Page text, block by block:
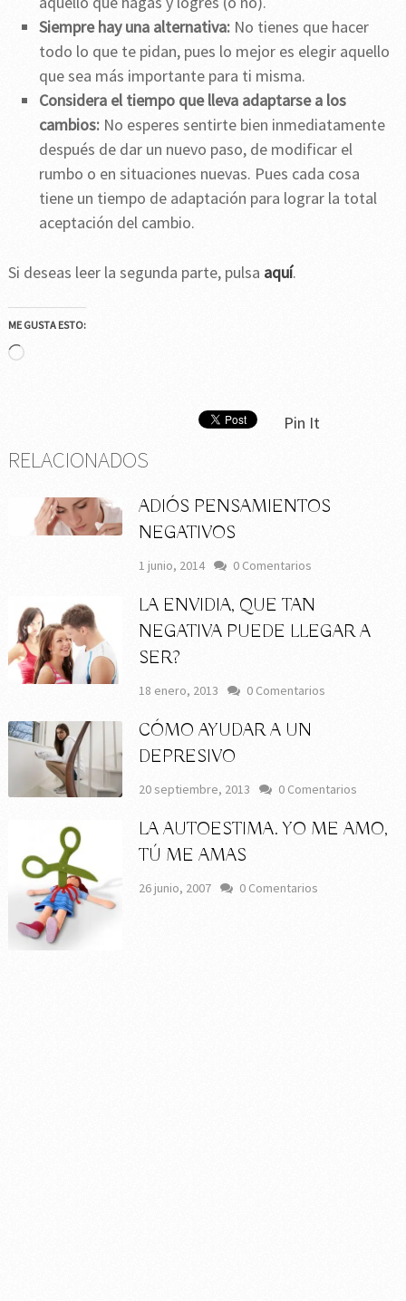
Siempre hay una alternativa: No tienes que hacer
todo lo que te pidan, pues lo mejor es elegir aquello
que sea más importante para ti misma.
Considera el tiempo que lleva adaptarse a los
cambios: No esperes sentirte bien inmediatamente
después de dar un nuevo paso, de modificar el
rumbo o en situaciones nuevas. Pues cada cosa
tiene un tiempo de adaptación para lograr la total
aceptación del cambio.
Si deseas leer la segunda parte, pulsa aquí.
ME GUSTA ESTO:
Cargando...
Pin It
RELACIONADOS
ADIÓS PENSAMIENTOS
NEGATIVOS
1 junio, 2014 0 Comentarios
LA ENVIDIA, QUE TAN
NEGATIVA PUEDE LLEGAR A
SER?
18 enero, 2013 0 Comentarios
CÓMO AYUDAR A UN
DEPRESIVO
20 septiembre, 2013 0 Comentarios
LA AUTOESTIMA. YO ME AMO,
TÚ ME AMAS
26 junio, 2007 0 Comentarios